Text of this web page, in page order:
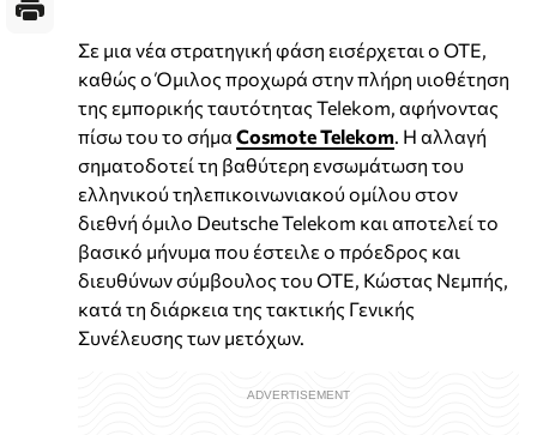
Σε μια νέα στρατηγική φάση εισέρχεται ο ΟΤΕ,
καθώς ο Όμιλος προχωρά στην πλήρη υιοθέτηση
της εμπορικής ταυτότητας Telekom, αφήνοντας
πίσω του το σήμα Cosmote Telekom. Η αλλαγή
σηματοδοτεί τη βαθύτερη ενσωμάτωση του
ελληνικού τηλεπικοινωνιακού ομίλου στον
διεθνή όμιλο Deutsche Telekom και αποτελεί το
βασικό μήνυμα που έστειλε ο πρόεδρος και
διευθύνων σύμβουλος του ΟΤΕ, Κώστας Νεμπής,
κατά τη διάρκεια της τακτικής Γενικής
Συνέλευσης των μετόχων.